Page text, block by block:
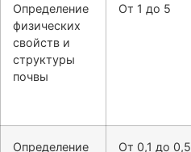
Определение
физических
свойств и
структуры
почвы
От 1 до 5
Определение От 0,1 до 0,5